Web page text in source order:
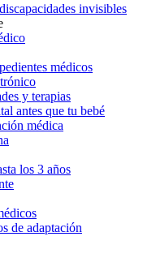
invisibles
médicos
y terapias
antes que tu bebé
médica
los 3 años
de adaptación